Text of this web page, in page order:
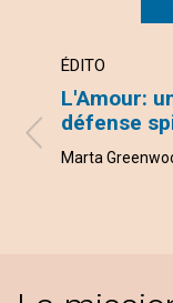
ÉDITO
L'Amour:
défense
Marta